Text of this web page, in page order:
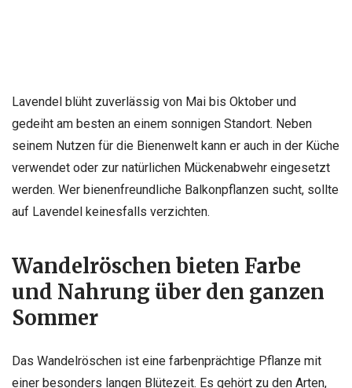
Lavendel blüht zuverlässig von Mai bis Oktober und
gedeiht am besten an einem sonnigen Standort. Neben
seinem Nutzen für die Bienenwelt kann er auch in der Küche
verwendet oder zur natürlichen Mückenabwehr eingesetzt
werden. Wer bienenfreundliche Balkonpflanzen sucht, sollte
auf Lavendel keinesfalls verzichten.
Wandelröschen bieten Farbe
und Nahrung über den ganzen
Sommer
Das Wandelröschen ist eine farbenprächtige Pflanze mit
einer besonders langen Blütezeit. Es gehört zu den Arten,